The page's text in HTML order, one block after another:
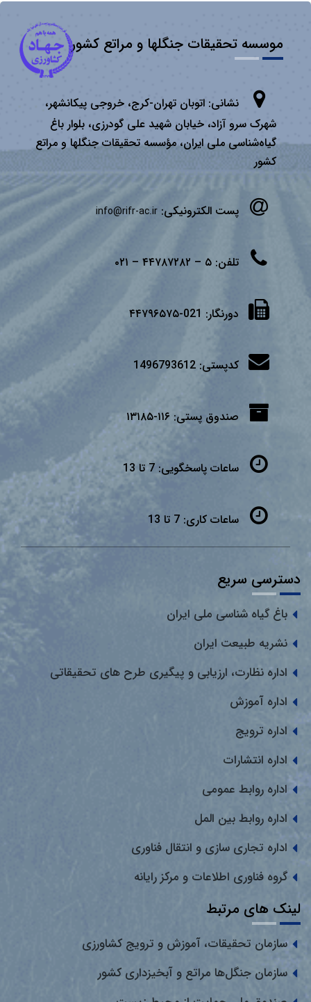
موسسه تحقیقات جنگلها و مراتع کشور
نشانی: اتوبان تهران­-كرج، خروجی پیكانشهر،
شهرک سرو آزاد، خیابان شهید علی گودرزی، بلوار باغ
گیاه‌شناسی ملی ایران، مؤسسه تحقیقات جنگلها و مراتع
كشور
پست الکترونیکی: info@rifr-ac.ir
تلفن: ۵ – ۴۴۷۸۷۲۸۲ – ۰۲۱
دورنگار: 021-۴۴۷۹۶۵۷۵
کدپستی: 1496793612
صندوق پستی: ۱۱۶-۱۳۱۸۵
ساعات پاسخگویی: 7 تا 13
ساعات کاری: 7 تا 13
دسترسی سریع
باغ گیاه شناسی ملی ایران
نشریه طبیعت ایران
اداره نظارت، ارزیابی و پیگیری طرح های تحقیقاتی
اداره آموزش
اداره ترویج
اداره انتشارات
اداره روابط عمومی
اداره روابط بین المل
اداره تجاری سازی و انتقال فناوری
گروه فناوری اطلاعات و مرکز رایانه
لینک های مرتبط
سازمان تحقیقات، آموزش و ترویج کشاورزی
سازمان جنگل‌ها مراتع و آبخیزداری کشور